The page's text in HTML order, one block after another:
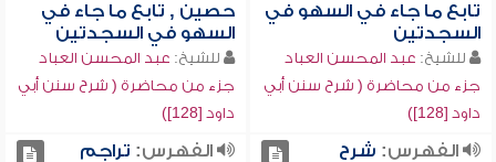
تابع ما جاء في السهو في
السجدتين
للشيخ: عبد المحسن العباد
جزء من محاضرة ( شرح سنن أبي
داود [128])
حصين , تابع ما جاء في
السهو في السجدتين
للشيخ: عبد المحسن العباد
جزء من محاضرة ( شرح سنن أبي
داود [128])
الفهرس: شرح
الفهرس: تراجم